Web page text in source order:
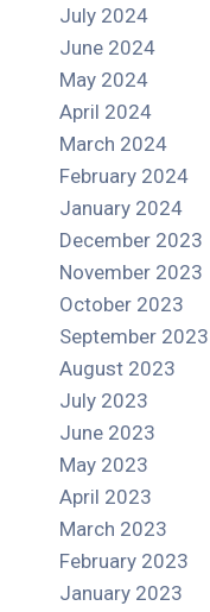
July 2024
June 2024
May 2024
April 2024
March 2024
February 2024
January 2024
December 2023
November 2023
October 2023
September 2023
August 2023
July 2023
June 2023
May 2023
April 2023
March 2023
February 2023
January 2023